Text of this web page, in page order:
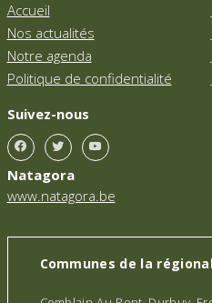
Accueil
Nos actualités
Notre agenda
Politique de confidentialité
Suivez-nous
Natagora
www.natagora.be
Communes de la